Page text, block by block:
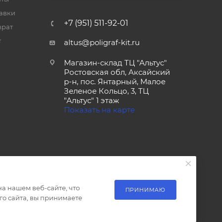
+7 (951) 511-92-01
altus@poligraf-kit.ru
Магазин-склад ТЦ "Альтус"
Ростовская обл, Аксайский
р-н, пос. Янтарный, Малое
Зеленое Кольцо, 3, ТЦ
"Альтус" 1 этаж
Показать на карте
нашем веб-сайте, что
сайта, вы принимаете
ПРИНИМАЮ